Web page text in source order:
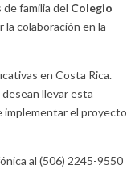
familia del Colegio
la colaboración en la
en Costa Rica.
desean llevar esta
implementar el proyecto
al (506) 2245-9550